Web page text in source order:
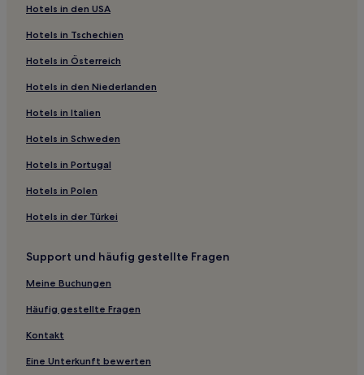
Hotels mit Parkplatz in Waldshut-Tiengen
Haustierfreundliche in Singen
Hotels mit inbegriffenem Frühstück in Grafenhausen
Hotels mit Parkplatz in Grafenhausen
Hotels mit Parkplatz in Friedenweiler
Familien in Überlingen
Hotels mit inbegriffenem Frühstück in Überlingen
Hotels mit Parkplatz in Gaienhofen
Haustierfreundliche in Gaienhofen
Hotels mit Fitnessbereich in Villingen-Schwenningen
Hotels mit Parkplatz in Bodman-Ludwigshafen
Haustierfreundliche in Dittishausen
Hotels mit Parkplatz in Dittishausen
Hotels mit Küchenzeile in Dittishausen
Hotels in den USA
Hotels in Tschechien
Hotels in Österreich
Hotels in den Niederlanden
Hotels in Italien
Hotels in Schweden
Hotels in Portugal
Hotels in Polen
Hotels in der Türkei
Support und häufig gestellte Fragen
Meine Buchungen
Häufig gestellte Fragen
Kontakt
Eine Unterkunft bewerten